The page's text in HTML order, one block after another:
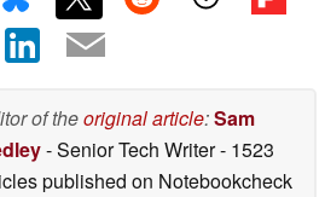
of theoriginal article:Sam
- Senior Tech Writer- 1523
published on Notebookcheck